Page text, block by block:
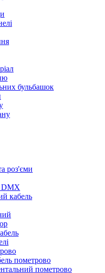
бульбашок
роз'єми
DMX
кабель
пометрово
пометрово